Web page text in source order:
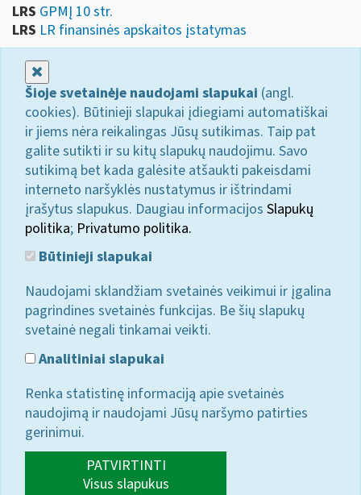
LRS GPMĮ 10 str.
LRS LR finansinės apskaitos įstatymas
Šioje svetainėje naudojami slapukai (angl.
cookies). Būtinieji slapukai įdiegiami automatiškai
ir jiems nėra reikalingas Jūsų sutikimas. Taip pat
galite sutikti ir su kitų slapukų naudojimu. Savo
sutikimą bet kada galėsite atšaukti pakeisdami
interneto naršyklės nustatymus ir ištrindami
įrašytus slapukus. Daugiau informacijos Slapukų
politika; Privatumo politika.
Būtinieji slapukai
Naudojami sklandžiam svetainės veikimui ir įgalina
pagrindines svetainės funkcijas. Be šių slapukų
svetainė negali tinkamai veikti.
Analitiniai slapukai
Renka statistinę informaciją apie svetainės
naudojimą ir naudojami Jūsų naršymo patirties
gerinimui.
PATVIRTINTI
Visus slapukus